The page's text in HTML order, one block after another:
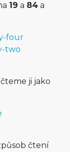
19 a 84 a
four
two
ji jako
čtení